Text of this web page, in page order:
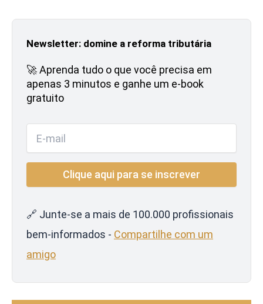
Newsletter: domine a reforma tributária
🚀 Aprenda tudo o que você precisa em
apenas 3 minutos e ganhe um e-book
gratuito
🔗 Junte-se a mais de 100.000 profissionais
bem-informados - Compartilhe com um
amigo